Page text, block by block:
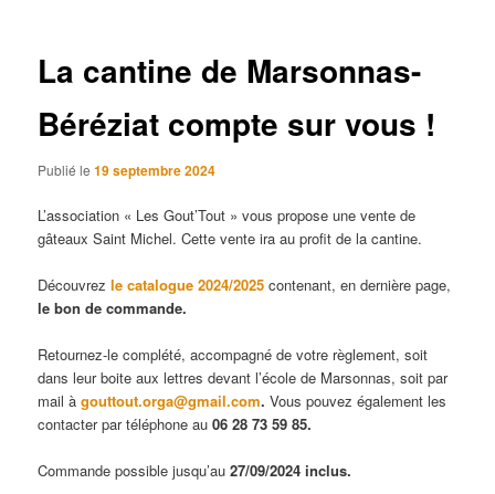
La cantine de Marsonnas-
Béréziat compte sur vous !
Publié le19 septembre 2024
L’association « Les Gout’Tout » vous propose une vente de
gâteaux Saint Michel. Cette vente ira au profit de la cantine.
Découvrezle catalogue 2024/2025 contenant, en dernière page,
le bon de commande.
Retournez-le complété, accompagné de votre règlement, soit
dans leur boite aux lettres devant l’école de Marsonnas, soit par
mail àgouttout.orga@gmail.com. Vous pouvez également les
contacter par téléphone au06 28 73 59 85.
Commande possible jusqu’au27/09/2024 inclus.